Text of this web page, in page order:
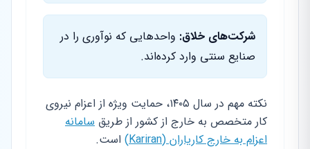
شرکت‌های خلاق: واحدهایی که نوآوری را در
صنایع سنتی وارد کرده‌اند.
نکته مهم در سال ۱۴۰۵، حمایت ویژه از اعزام نیروی
کار متخصص به خارج از کشور از طریق سامانه
اعزام به خارج کاریاران (Kariran)
است.